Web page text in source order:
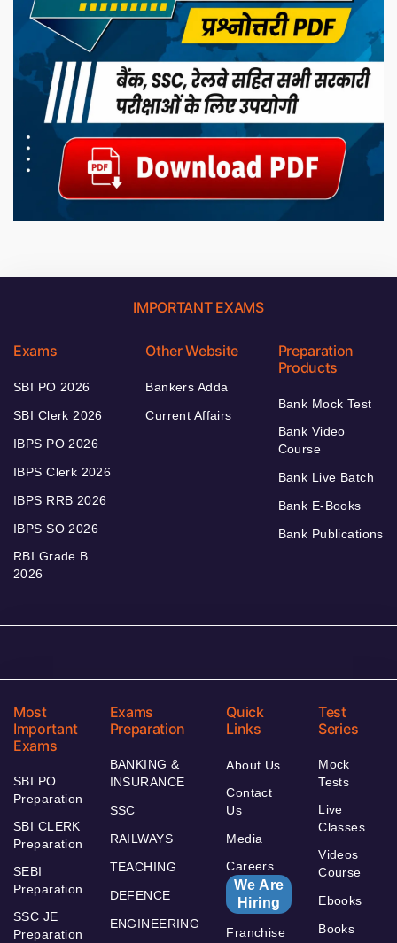
IMPORTANT EXAMS
Exams
SBI PO 2026
SBI Clerk 2026
IBPS PO 2026
IBPS Clerk 2026
IBPS RRB 2026
IBPS SO 2026
RBI Grade B
2026
Other Website
Bankers Adda
Current Affairs
Preparation
Products
Bank Mock Test
Bank Video
Course
Bank Live Batch
Bank E-Books
Bank Publications
Most
Important
Exams
SBI PO
Preparation
SBI CLERK
Preparation
SEBI
Preparation
SSC JE
Preparation
Exams
Preparation
BANKING &
INSURANCE
SSC
RAILWAYS
TEACHING
DEFENCE
ENGINEERING
Quick
Links
About Us
Contact
Us
Media
Careers
We Are
Hiring
Franchise
Test
Series
Mock
Tests
Live
Classes
Videos
Course
Ebooks
Books